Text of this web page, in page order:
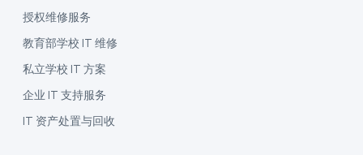
授权维修服务
教育部学校 IT 维修
私立学校 IT 方案
企业 IT 支持服务
IT 资产处置与回收